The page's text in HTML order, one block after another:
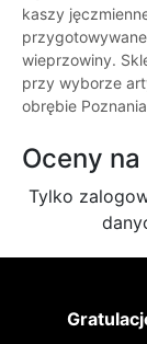
kaszy
wieprzowiny.
przy wyborze
obrębie
Oceny
Tylko